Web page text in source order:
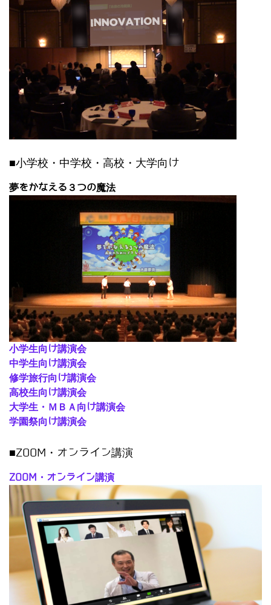
■小学校・中学校・高校・大学向け
夢をかなえる３つの魔法
小学生向け講演会
中学生向け講演会
修学旅行向け講演会
高校生向け講演会
大学生・ＭＢＡ向け講演会
学園祭向け講演会
■ZOOM・オンライン講演
ZOOM・オンライン講演